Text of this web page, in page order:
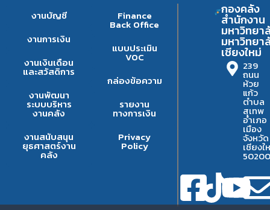
งานบัญชี
งานการเงิน
งานเงินเดือน
และสวัสดิการ
งานพัฒนา
ระบบบริหาร
งานคลัง
งานสนับสนุน
ยุธศาสตร์งาน
คลัง
Finance
Back Office
แบบประเมิน
VOC
กล่องข้อความ
รายงาน
ทางการเงิน
Privacy
Policy
กองคลัง
สำนักงาน
มหาวิทยา
มหาวิทยา
เชียงใหม่
239
ถนน
ห้วย
แก้ว
ตำบล
สุเทพ
อำเภอ
เมือง
จังหวัด
เชียงใ
50200